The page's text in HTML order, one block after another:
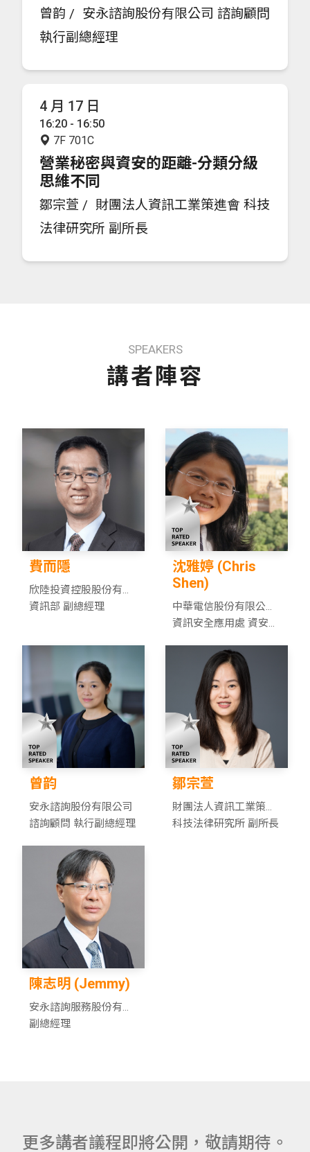
曾韵 / 安永諮詢股份有限公司 諮詢顧問
執行副總經理
4 月 17 日
16:20 - 16:50
7F 701C
營業秘密與資安的距離-分類分級
思維不同
鄒宗萱 / 財團法人資訊工業策進會 科技
法律研究所 副所長
SPEAKERS
講者陣容
費而隱
欣陸投資控股股份有限
公司
資訊部 副總經理
沈雅婷 (Chris
Shen)
中華電信股份有限公司
資訊技術分公司
資訊安全應用處 資安防
曾韵
安永諮詢股份有限公司
諮詢顧問 執行副總經理
鄒宗萱
財團法人資訊工業策進
會
科技法律研究所 副所長
陳志明 (Jemmy)
安永諮詢服務股份有限
公司
副總經理
更多講者議程即將公開，敬請期待。